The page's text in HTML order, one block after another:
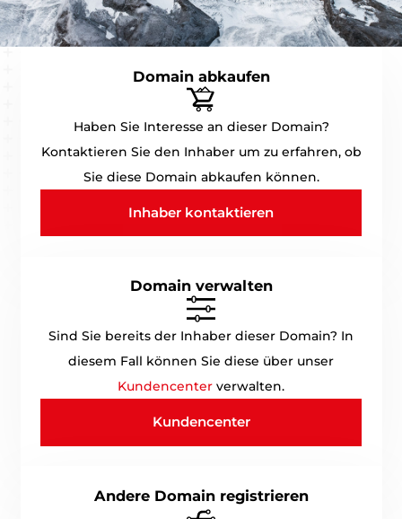
Domain abkaufen
Haben Sie Interesse an dieser Domain?
Kontaktieren Sie den Inhaber um zu erfahren, ob
Sie diese Domain abkaufen können.
Inhaber kontaktieren
Domain verwalten
Sind Sie bereits der Inhaber dieser Domain? In
diesem Fall können Sie diese über unser
Kundencenter verwalten.
Kundencenter
Andere Domain registrieren